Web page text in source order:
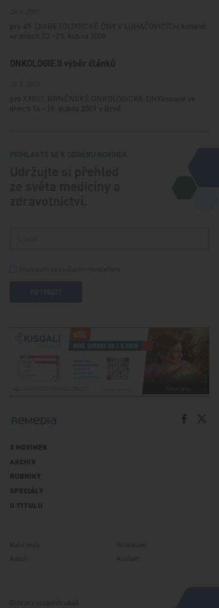
pro 45. DIABETOLOGICKÉ DNY V LUHAČOVICÍCH konané
ve dnech 23.–25. dubna 2009
ONKOLOGIE II výběr článků
pro XXXIII. BRNĚNSKÉ ONKOLOGICKÉ DNYkonané ve
dnech 16.–18. dubna 2009 v Brně
Z NOVINEK
ARCHIV
RUBRIKY
SPECIÁLY
O TITULU
Naše tituly
Autoři
Přihlášení
Kontakt
Ochrana osobních údajů